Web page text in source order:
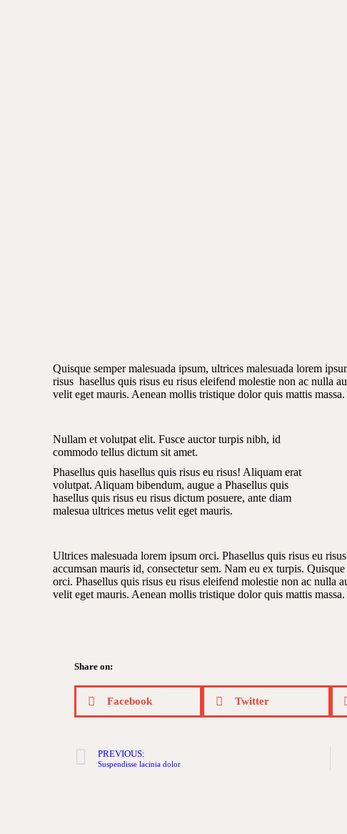
Quisque semper malesuada ipsum, ultrices malesuada lorem
risus hasellus quis risus eu risus eleifend molestie non ac nulla
velit eget mauris. Aenean mollis tristique dolor quis mattis massa.
Nullam et volutpat elit. Fusce auctor turpis nibh, id
commodo tellus dictum sit amet.
Phasellus quis hasellus quis risus eu risus! Aliquam erat
volutpat. Aliquam bibendum, augue a Phasellus quis
hasellus quis risus eu risus dictum posuere, ante diam
malesua ultrices metus velit eget mauris.
Ultrices malesuada lorem ipsum orci. Phasellus quis risus eu
accumsan mauris id, consectetur sem. Nam eu ex turpis.
orci. Phasellus quis risus eu risus eleifend molestie non ac nulla
velit eget mauris. Aenean mollis tristique dolor quis mattis massa.
Share on:
Facebook Twitter
PREVIOUS:
Suspendisse lacinia dolor